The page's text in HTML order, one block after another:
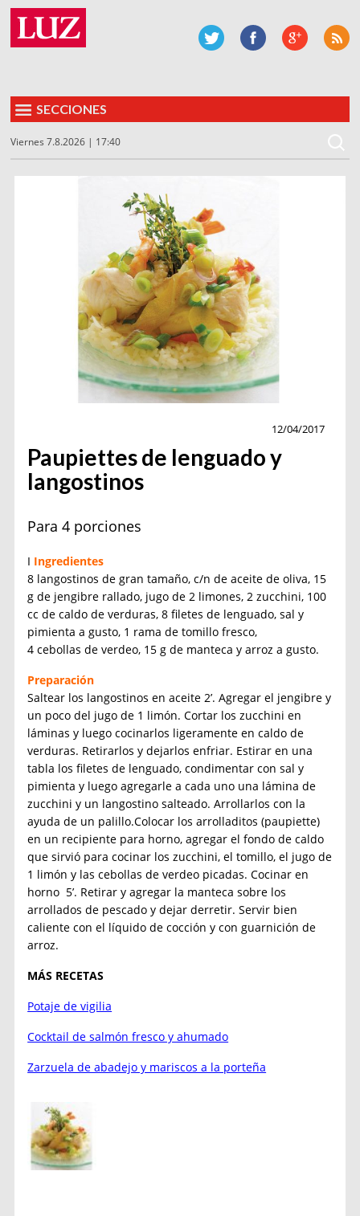
SECCIONES
Viernes 7.8.2026 | 17:40
12/04/2017
Paupiettes de lenguado y
langostinos
Para 4 porciones
I Ingredientes
8 langostinos de gran tamaño, c/n de aceite de oliva, 15
g de jengibre rallado, jugo de 2 limones, 2 zucchini, 100
cc de caldo de verduras, 8 filetes de lenguado, sal y
pimienta a gusto, 1 rama de tomillo fresco,
4 cebollas de verdeo, 15 g de manteca y arroz a gusto.
Preparación
Saltear los langostinos en aceite 2’. Agregar el jengibre y
un poco del jugo de 1 limón. Cortar los zucchini en
láminas y luego cocinarlos ligeramente en caldo de
verduras. Retirarlos y dejarlos enfriar. Estirar en una
tabla los filetes de lenguado, condimentar con sal y
pimienta y luego agregarle a cada uno una lámina de
zucchini y un langostino salteado. Arrollarlos con la
ayuda de un palillo.Colocar los arrolladitos (paupiette)
en un recipiente para horno, agregar el fondo de caldo
que sirvió para cocinar los zucchini, el tomillo, el jugo de
1 limón y las cebollas de verdeo picadas. Cocinar en
horno 5’. Retirar y agregar la manteca sobre los
arrollados de pescado y dejar derretir. Servir bien
caliente con el líquido de cocción y con guarnición de
arroz.
MÁS RECETAS
Potaje de vigilia
Cocktail de salmón fresco y ahumado
Zarzuela de abadejo y mariscos a la porteña